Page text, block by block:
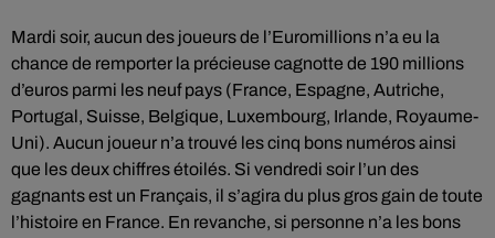
Mardi soir, aucun des joueurs de l’Euromillions n’a eu la
chance de remporter la précieuse cagnotte de 190 millions
d’euros parmi les neuf pays (France, Espagne, Autriche,
Portugal, Suisse, Belgique, Luxembourg, Irlande, Royaume-
Uni). Aucun joueur n’a trouvé les cinq bons numéros ainsi
que les deux chiffres étoilés. Si vendredi soir l’un des
gagnants est un Français, il s’agira du plus gros gain de toute
l’histoire en France. En revanche, si personne n’a les bons